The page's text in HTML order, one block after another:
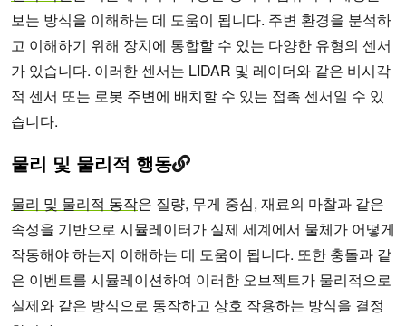
보는 방식을 이해하는 데 도움이 됩니다. 주변 환경을 분석하
고 이해하기 위해 장치에 통합할 수 있는 다양한 유형의 센서
가 있습니다. 이러한 센서는 LIDAR 및 레이더와 같은 비시각
적 센서 또는 로봇 주변에 배치할 수 있는 접촉 센서일 수 있
습니다.
물리 및 물리적 행동
물리 및 물리적 동작은 질량, 무게 중심, 재료의 마찰과 같은
속성을 기반으로 시뮬레이터가 실제 세계에서 물체가 어떻게
작동해야 하는지 이해하는 데 도움이 됩니다. 또한 충돌과 같
은 이벤트를 시뮬레이션하여 이러한 오브젝트가 물리적으로
실제와 같은 방식으로 동작하고 상호 작용하는 방식을 결정